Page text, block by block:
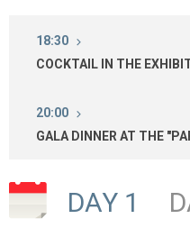
18:30
COCKTAIL IN THE
20:00
GALA DINNER AT THE
DAY 1